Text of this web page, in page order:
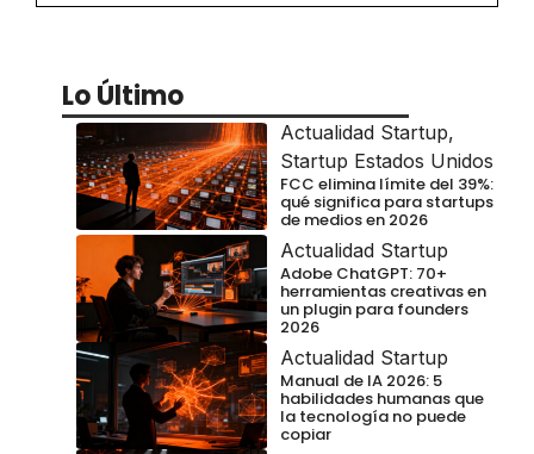
Lo Último
Actualidad Startup,
Startup Estados Unidos
FCC elimina límite del 39%:
qué significa para startups
de medios en 2026
Actualidad Startup
Adobe ChatGPT: 70+
herramientas creativas en
un plugin para founders
2026
Actualidad Startup
Manual de IA 2026: 5
habilidades humanas que
la tecnología no puede
copiar